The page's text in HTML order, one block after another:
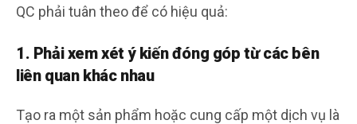
QC phải tuân theo để có hiệu quả:
1. Phải xem xét ý kiến ​​đóng góp từ các bên
liên quan khác nhau
Tạo ra một sản phẩm hoặc cung cấp một dịch vụ là